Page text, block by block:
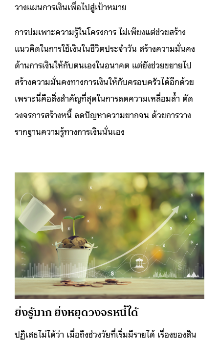
วางแผนการเงินเพื่อไปสู่เป้าหมาย
การบ่มเพาะความรู้ในโครงการ ไม่เพียงแต่ช่วยสร้าง
แนวคิดในการใช้เงินในชีวิตประจำวัน สร้างความมั่นคง
ด้านการเงินให้กับตนเองในอนาคต แต่ยังช่วยขยายไป
สร้างความมั่นคงทางการเงินให้กับครอบครัวได้อีกด้วย
เพราะนี่คือสิ่งสำคัญที่สุดในการลดความเหลื่อมล้ำ ตัด
วงจรการสร้างหนี้ ลดปัญหาความยากจน ด้วยการวาง
รากฐานความรู้ทางการเงินนั่นเอง
ยิ่งรู้มาก ยิ่งหยุดวงจรหนี้ได้
ปฏิเสธไม่ได้ว่า เมื่อถึงช่วงวัยที่เริ่มมีรายได้ เรื่องของสิน